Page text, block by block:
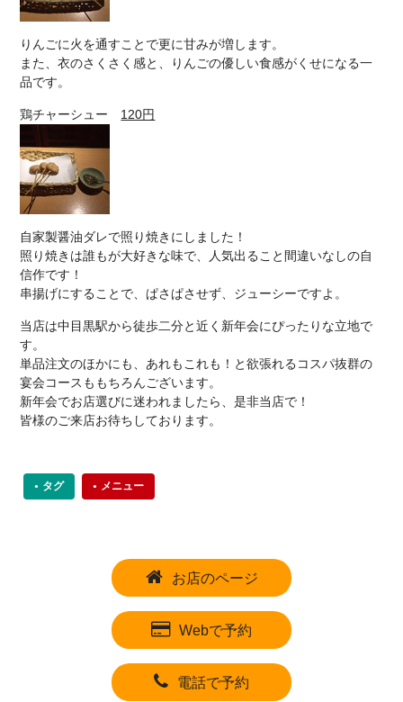
りんごに火を通すことで更に甘みが増します。
また、衣のさくさく感と、りんごの優しい食感がくせになる一
品です。
鶏チャーシュー 120円
自家製醤油ダレで照り焼きにしました！
照り焼きは誰もが大好きな味で、人気出ること間違いなしの自
信作です！
串揚げにすることで、ぱさぱさせず、ジューシーですよ。
当店は中目黒駅から徒歩二分と近く新年会にぴったりな立地で
す。
単品注文のほかにも、あれもこれも！と欲張れるコスパ抜群の
宴会コースももちろんございます。
新年会でお店選びに迷われましたら、是非当店で！
皆様のご来店お待ちしております。
タグ メニュー
お店のページ
Webで予約
電話で予約